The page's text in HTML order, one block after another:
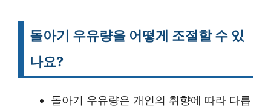
돌아기 우유량을 어떻게 조절할 수 있
나요?
돌아기 우유량은 개인의 취향에 따라 다릅